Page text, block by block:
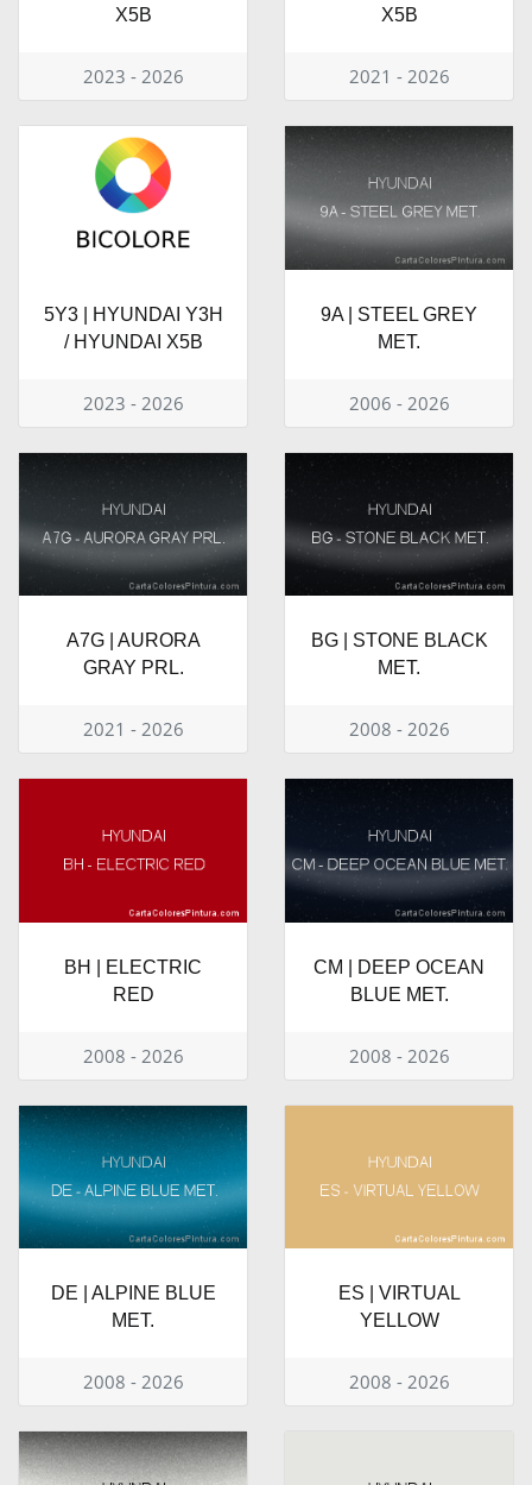
X5B
2023 - 2026
X5B
2021 - 2026
5Y3 | HYUNDAI Y3H
/ HYUNDAI X5B
2023 - 2026
9A | STEEL GREY
MET.
2006 - 2026
A7G | AURORA
GRAY PRL.
2021 - 2026
BG | STONE BLACK
MET.
2008 - 2026
BH | ELECTRIC
RED
2008 - 2026
CM | DEEP OCEAN
BLUE MET.
2008 - 2026
DE | ALPINE BLUE
MET.
2008 - 2026
ES | VIRTUAL
YELLOW
2008 - 2026